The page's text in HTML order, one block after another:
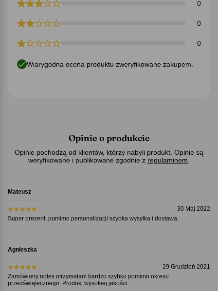
0
0
0
Wiarygodna ocena produktu zweryfikowane zakupem.
Opinie o produkcie
Opinie pochodzą od klientów, którzy nabyli produkt. Opinie są
weryfikowane i publikowane zgodnie z regulaminem
Mateusz
30 Maj 2022
Super prezent, pomimo personalizacji szybka wysyłka i dostawa.
Agnieszka
29 Grudzień 2021
Zamówiony notes otrzymałam bardzo szybko pomimo okresu
przedświątecznego. Produkt wysokiej jakości.